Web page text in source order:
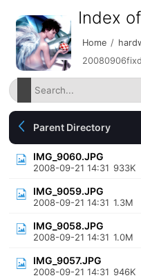
Index
Home /
Parent Directory
IMG_9060.JPG
2008-09-21 14:31 933K
IMG_9059.JPG
2008-09-21 14:31 1.3M
IMG_9058.JPG
2008-09-21 14:31 1.0M
IMG_9057.JPG
2008-09-21 14:31 946K